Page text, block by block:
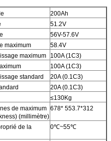
200Ah
51.2V
56V-57.6V
maximum
58.4V
maximum
100A (1C3)
100A (1C3)
standard
20A (0.1C3)
20A (0.1C3)
≤130Kg
de maximum
(millimètre)
678* 553.7*312
de la
0℃~55℃